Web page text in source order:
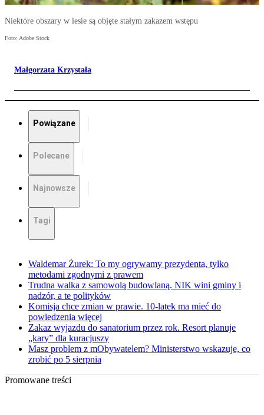
Niektóre obszary w lesie są objęte stałym zakazem wstępu
Foto: Adobe Stock
Małgorzata Krzystała
Powiązane
Polecane
Najnowsze
Tagi
Waldemar Żurek: To my ogrywamy prezydenta, tylko
metodami zgodnymi z prawem
Trudna walka z samowolą budowlaną. NIK wini gminy i
nadzór, a te polityków
Komisja chce zmian w prawie. 10-latek ma mieć do
powiedzenia więcej
Zakaz wyjazdu do sanatorium przez rok. Resort planuje
„kary” dla kuracjuszy
Masz problem z mObywatelem? Ministerstwo wskazuje, co
zrobić po 5 sierpnia
Promowane treści